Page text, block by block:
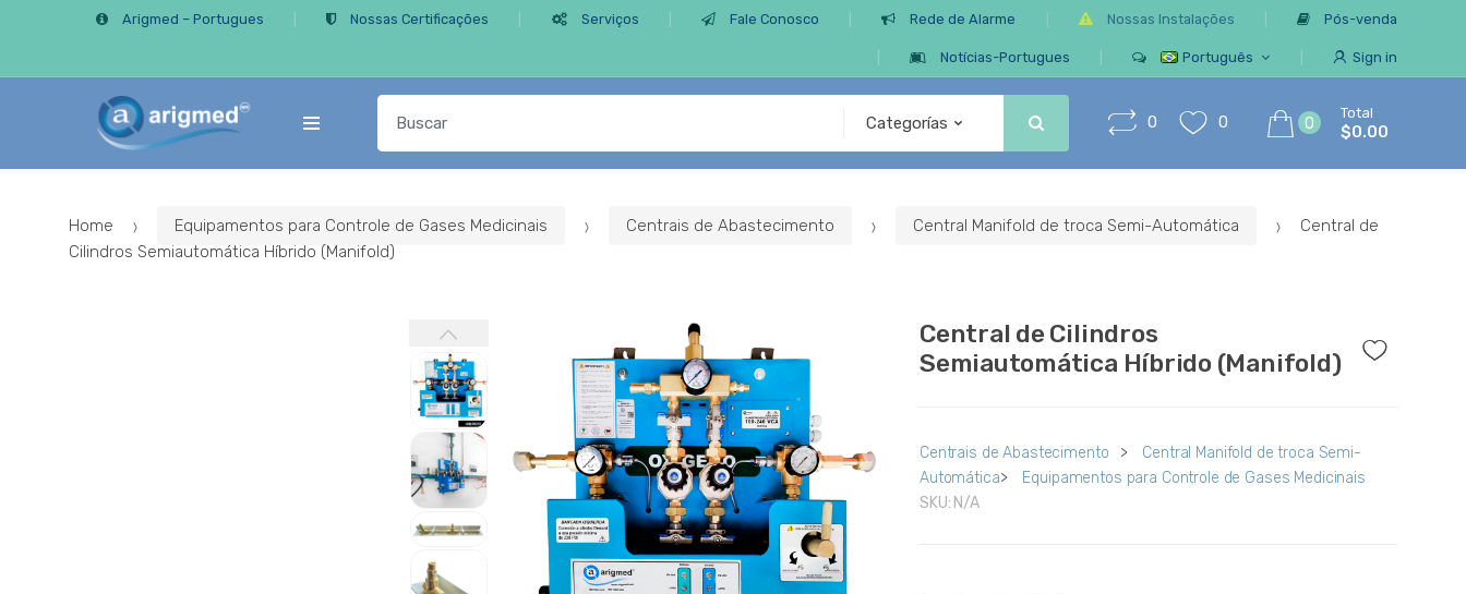
Arigmed – Portugues Nossas Certificações Serviços Fale Conosco Rede de Alarme Nossas Instalações Pós-venda
Notícias-Portugues Português Sign in
for:
0 0 0
Total
$0.00
Home Equipamentos para Controle de Gases Medicinais Centrais de Abastecimento Central Manifold de troca Semi-Automática
Central de
Cilindros Semiautomática Híbrido (Manifold)
Central de Cilindros
Semiautomática Híbrido (Manifold)
Centrais de Abastecimento >
Central Manifold de troca Semi-
Automática>
Equipamentos para Controle de Gases Medicinais
SKU: N/A